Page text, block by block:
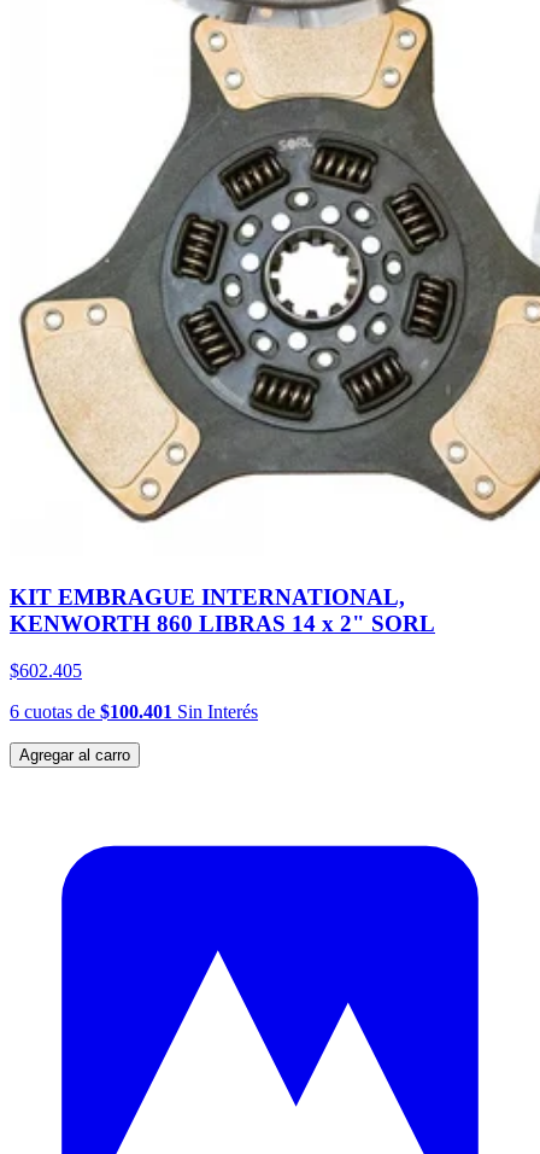
KIT EMBRAGUE INTERNATIONAL,
KENWORTH 860 LIBRAS 14 x 2" SORL
$602.405
6 cuotas de $100.401 Sin Interés
Agregar al carro